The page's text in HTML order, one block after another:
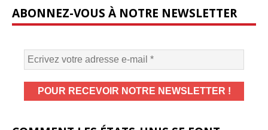
ABONNEZ-VOUS À NOTRE NEWSLETTER